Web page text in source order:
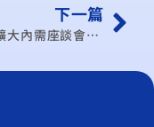
下一篇
中經院擴大內需座談會 業者：拚觀光 歐美日客也要重視